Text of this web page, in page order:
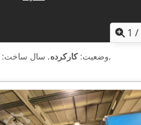
1 /
وضعیت:کارکرده, سال ساخت: ,